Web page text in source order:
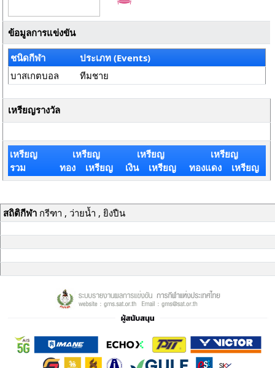
ข้อมูลการแข่งขัน
ชนิดกีฬา
ประเภท (Events)
บาสเกตบอล
ทีมชาย
เหรียญรางวัล
เหรียญ
รวม
เหรียญ
ทอง เหรียญ
เหรียญ
เงิน เหรียญ
เหรียญ
ทองแดง เหรียญ
สถิติกีฬากรีฑา , ว่ายน้ำ , ยิงปืน